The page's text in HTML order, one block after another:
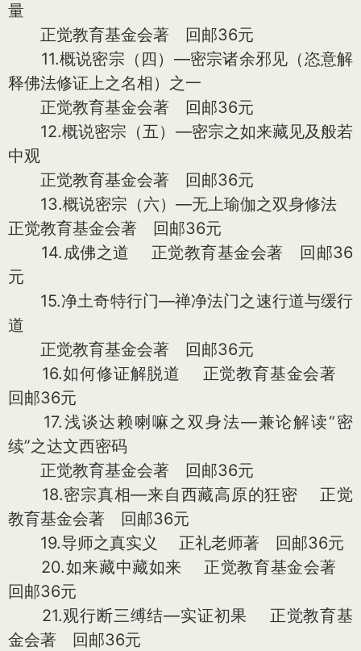
量
正觉教育基金会著 回邮36元
11.概说密宗（四）—密宗诸余邪见（恣意解
释佛法修证上之名相）之一
正觉教育基金会著 回邮36元
12.概说密宗（五）—密宗之如来藏见及般若
中观
正觉教育基金会著 回邮36元
13.概说密宗（六）—无上瑜伽之双身修法
正觉教育基金会著 回邮36元
14.成佛之道 正觉教育基金会著 回邮36
元
15.净土奇特行门—禅净法门之速行道与缓行
道
正觉教育基金会著 回邮36元
16.如何修证解脱道 正觉教育基金会著
回邮36元
17.浅谈达赖喇嘛之双身法—兼论解读“密
续”之达文西密码
正觉教育基金会著 回邮36元
18.密宗真相—来自西藏高原的狂密 正觉
教育基金会著 回邮36元
19.导师之真实义 正礼老师著 回邮36元
20.如来藏中藏如来 正觉教育基金会著
回邮36元
21.观行断三缚结—实证初果 正觉教育基
金会著 回邮36元